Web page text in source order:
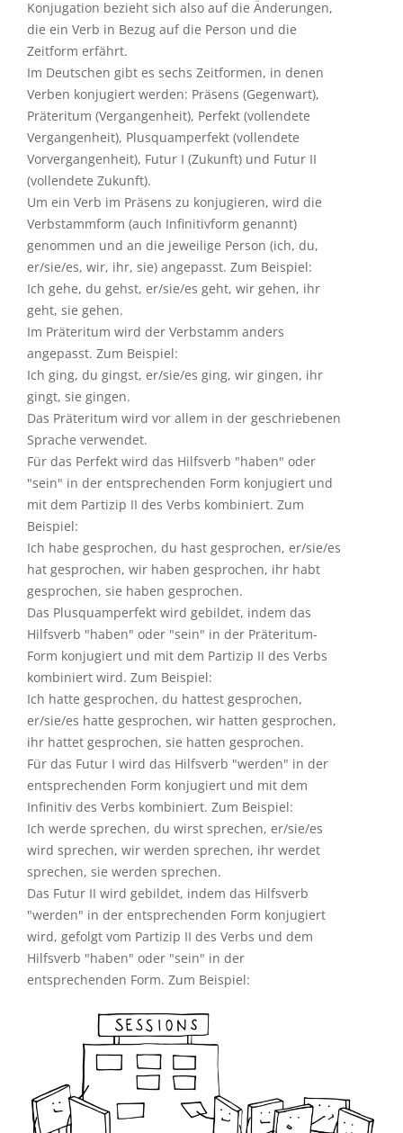
Konjugation bezieht sich also auf die Änderungen,
die ein Verb in Bezug auf die Person und die
Zeitform erfährt.
Im Deutschen gibt es sechs Zeitformen, in denen
Verben konjugiert werden: Präsens (Gegenwart),
Präteritum (Vergangenheit), Perfekt (vollendete
Vergangenheit), Plusquamperfekt (vollendete
Vorvergangenheit), Futur I (Zukunft) und Futur II
(vollendete Zukunft).
Um ein Verb im Präsens zu konjugieren, wird die
Verbstammform (auch Infinitivform genannt)
genommen und an die jeweilige Person (ich, du,
er/sie/es, wir, ihr, sie) angepasst. Zum Beispiel:
Ich gehe, du gehst, er/sie/es geht, wir gehen, ihr
geht, sie gehen.
Im Präteritum wird der Verbstamm anders
angepasst. Zum Beispiel:
Ich ging, du gingst, er/sie/es ging, wir gingen, ihr
gingt, sie gingen.
Das Präteritum wird vor allem in der geschriebenen
Sprache verwendet.
Für das Perfekt wird das Hilfsverb "haben" oder
"sein" in der entsprechenden Form konjugiert und
mit dem Partizip II des Verbs kombiniert. Zum
Beispiel:
Ich habe gesprochen, du hast gesprochen, er/sie/es
hat gesprochen, wir haben gesprochen, ihr habt
gesprochen, sie haben gesprochen.
Das Plusquamperfekt wird gebildet, indem das
Hilfsverb "haben" oder "sein" in der Präteritum-
Form konjugiert und mit dem Partizip II des Verbs
kombiniert wird. Zum Beispiel:
Ich hatte gesprochen, du hattest gesprochen,
er/sie/es hatte gesprochen, wir hatten gesprochen,
ihr hattet gesprochen, sie hatten gesprochen.
Für das Futur I wird das Hilfsverb "werden" in der
entsprechenden Form konjugiert und mit dem
Infinitiv des Verbs kombiniert. Zum Beispiel:
Ich werde sprechen, du wirst sprechen, er/sie/es
wird sprechen, wir werden sprechen, ihr werdet
sprechen, sie werden sprechen.
Das Futur II wird gebildet, indem das Hilfsverb
"werden" in der entsprechenden Form konjugiert
wird, gefolgt vom Partizip II des Verbs und dem
Hilfsverb "haben" oder "sein" in der
entsprechenden Form. Zum Beispiel: